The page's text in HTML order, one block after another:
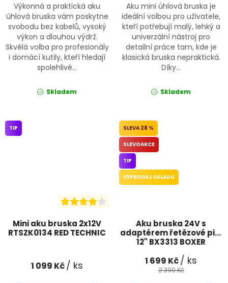
Výkonná a praktická aku
úhlová bruska vám poskytne
svobodu bez kabelů, vysoký
výkon a dlouhou výdrž.
Skvělá volba pro profesionály
i domácí kutily, kteří hledají
spolehlivé...
Skladem
Aku mini úhlová bruska je
ideální volbou pro uživatele,
kteří potřebují malý, lehký a
univerzální nástroj pro
detailní práce tam, kde je
klasická bruska nepraktická.
Díky...
Skladem
Mini aku bruska 2x12V
RTSZK0134 RED TECHNIC
TIP
1 099 Kč/ ks
Aku bruska 24V s
adaptérem řetězové pily
12" BX3313 BOXER
28 %
SLEVOAKCE
TIP
VÝPRODEJ SKLADU
1 699 Kč/ ks
2 390 Kč